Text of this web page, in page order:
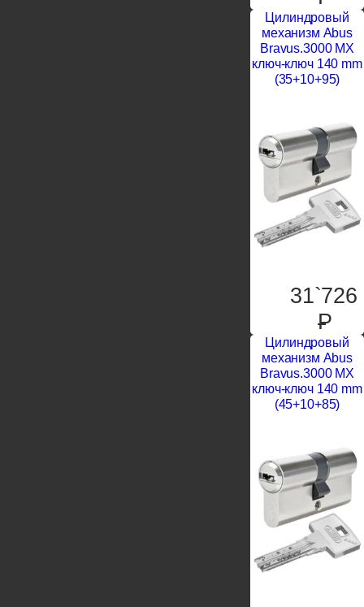
Цилиндровый
механизм Abus
Bravus.3000 MX
ключ-ключ 140 mm
(35+10+95)
31`726
P
Цилиндровый
механизм Abus
Bravus.3000 MX
ключ-ключ 140 mm
(45+10+85)